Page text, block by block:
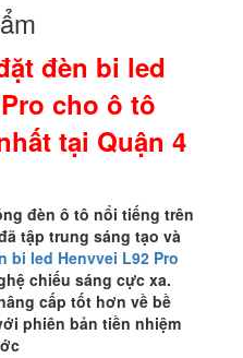
đèn bi led
cho ô tô
tại Quận 4
đèn ô tô nổi tiếng trên
tập trung sáng tạo và
bi led Henvvei L92 Pro
chiếu sáng cực xa.
cấp tốt hơn về bề
phiên bản tiền nhiệm